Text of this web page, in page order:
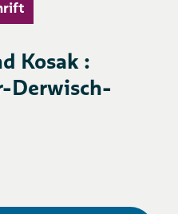
Kosak :
Derwisch-